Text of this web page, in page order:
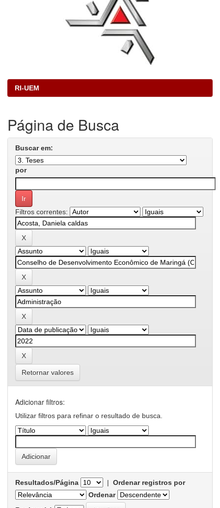
RI-UEM
Página de Busca
Buscar em:
por
Filtros correntes:
Retornar valores
Adicionar filtros:
Utilizar filtros para refinar o resultado de busca.
Resultados/Página | Ordenar registros por
Ordenar